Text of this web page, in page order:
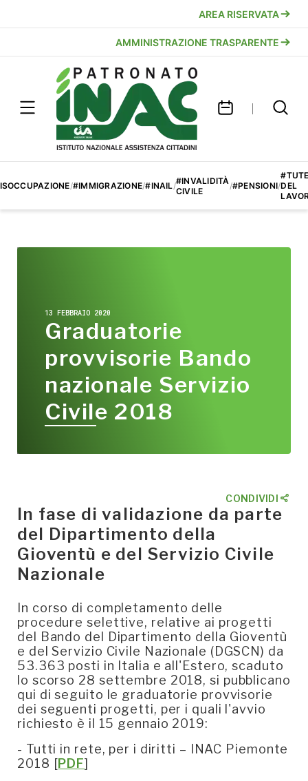
AREA RISERVATA
AMMINISTRAZIONE TRASPARENTE
/#IMMIGRAZIONE/#INAIL/#INVALIDITÀ
CIVILE
/#PENSIONI/DEL
13 FEBBRAIO 2020
Graduatorie
provvisorie Bando
nazionale Servizio
Civile 2018
CONDIVIDI
In fase di validazione da parte
del Dipartimento della
Gioventù e del Servizio Civile
Nazionale
In corso di completamento delle
procedure selettive, relative ai progetti
del Bando del Dipartimento della Gioventù
e del Servizio Civile Nazionale (DGSCN) da
53.363 posti in Italia e all'Estero, scaduto
lo scorso 28 settembre 2018, si pubblicano
qui di seguito le graduatorie provvisorie
dei seguenti progetti, per i quali l'avvio
richiesto è il 15 gennaio 2019:
- Tutti in rete, per i diritti – INAC Piemonte
2018 [PDF]